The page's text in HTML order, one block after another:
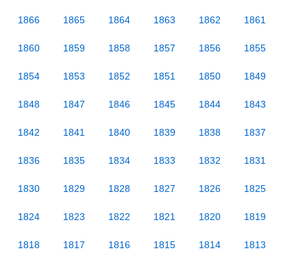
1866 1865 1864 1863 1862 1861
1860 1859 1858 1857 1856 1855
1854 1853 1852 1851 1850 1849
1848 1847 1846 1845 1844 1843
1842 1841 1840 1839 1838 1837
1836 1835 1834 1833 1832 1831
1830 1829 1828 1827 1826 1825
1824 1823 1822 1821 1820 1819
1818 1817 1816 1815 1814 1813